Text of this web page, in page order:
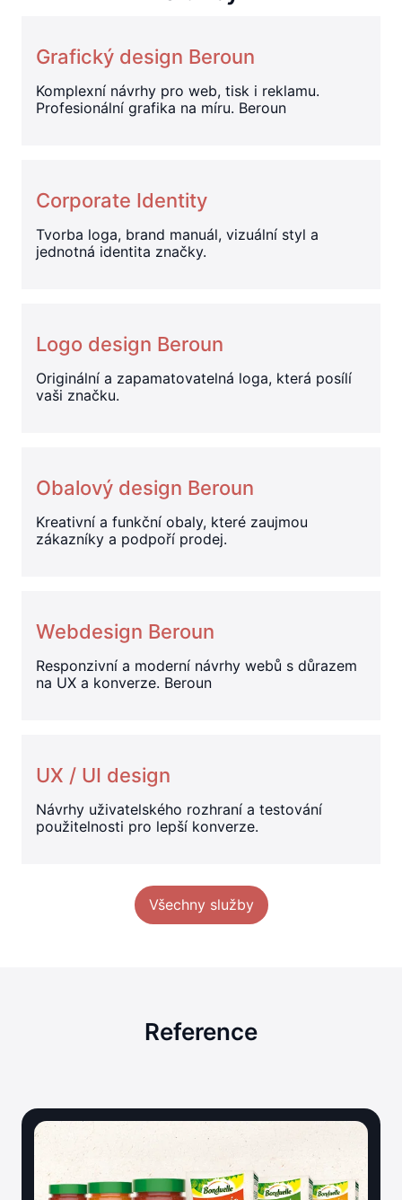
Grafický design Beroun
Komplexní návrhy pro web, tisk i reklamu.
Profesionální grafika na míru. Beroun
Corporate Identity
Tvorba loga, brand manuál, vizuální styl a
jednotná identita značky.
Logo design Beroun
Originální a zapamatovatelná loga, která posílí
vaši značku.
Obalový design Beroun
Kreativní a funkční obaly, které zaujmou
zákazníky a podpoří prodej.
Webdesign Beroun
Responzivní a moderní návrhy webů s důrazem
na UX a konverze. Beroun
UX / UI design
Návrhy uživatelského rozhraní a testování
použitelnosti pro lepší konverze.
Všechny služby
Reference